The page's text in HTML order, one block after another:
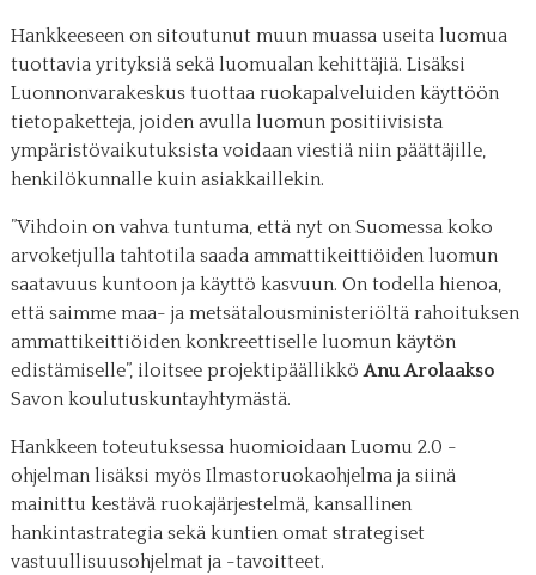
Hankkeeseen on sitoutunut muun muassa useita luomua
tuottavia yrityksiä sekä luomualan kehittäjiä. Lisäksi
Luonnonvarakeskus tuottaa ruokapalveluiden käyttöön
tietopaketteja, joiden avulla luomun positiivisista
ympäristövaikutuksista voidaan viestiä niin päättäjille,
henkilökunnalle kuin asiakkaillekin.
”Vihdoin on vahva tuntuma, että nyt on Suomessa koko
arvoketjulla tahtotila saada ammattikeittiöiden luomun
saatavuus kuntoon ja käyttö kasvuun. On todella hienoa,
että saimme maa- ja metsätalousministeriöltä rahoituksen
ammattikeittiöiden konkreettiselle luomun käytön
edistämiselle”, iloitsee projektipäällikkö Anu Arolaakso
Savon koulutuskuntayhtymästä.
Hankkeen toteutuksessa huomioidaan Luomu 2.0 -
ohjelman lisäksi myös Ilmastoruokaohjelma ja siinä
mainittu kestävä ruokajärjestelmä, kansallinen
hankintastrategia sekä kuntien omat strategiset
vastuullisuusohjelmat ja -tavoitteet.